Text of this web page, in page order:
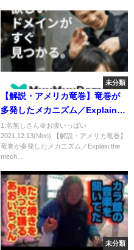
未分類
【解説・アメリカ竜巻】竜巻が
多発したメカニズム／Explain
the mechanism of the tornado
(Kentucky)
1:名無しさん＠お腹いっぱい
2021.12.13(Mon) 【解説・アメリカ竜巻】
竜巻が多発したメカニズム／Explain the
mech...
未分類